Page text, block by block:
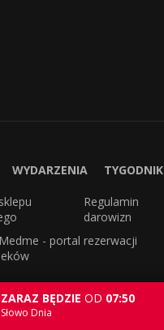
ZARAZ BĘDZIE OD 07:50
Słowo Dnia
WYDARZENIA TYGODNIK
Regulamin
darowizn
Medme - portal rezerwacji